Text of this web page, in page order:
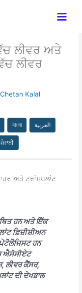
ਲੀਵਰ ਅਤੇ
ਲੀਵਰ
Kalal
বাংলা العربية
ਅਤੇ ਟ੍ਰਾਂਸਪਲਾਂਟ
ਹਨ ਅਤੇ ਇੱਕ
ਫ਼ਿਜ਼ੀਸ਼ੀਅਨ
ਹਨ
ਐਸੋਸੀਏਟ
ਲੀਵਰ ਕੈਂਸਰ,
ਦੀ ਦੇਖਭਾਲ